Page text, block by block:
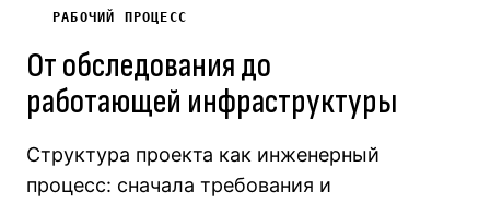
РАБОЧИЙ ПРОЦЕСС
От обследования до
работающей инфраструктуры
Структура проекта как инженерный
процесс: сначала требования и